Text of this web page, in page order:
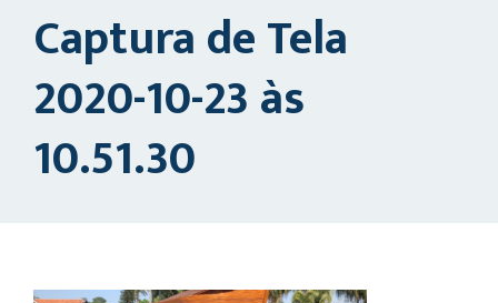
Captura de Tela
2020-10-23 às
10.51.30